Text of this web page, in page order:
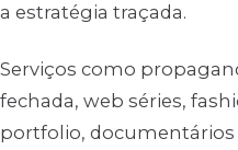
a estratégia traçada.
Serviços como
fechada, web séries,
portfolio,